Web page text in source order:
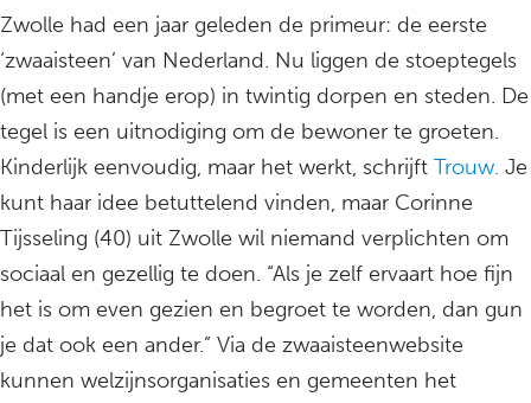
Zwolle had een jaar geleden de primeur: de eerste
‘zwaaisteen’ van Nederland. Nu liggen de stoeptegels
(met een handje erop) in twintig dorpen en steden. De
tegel is een uitnodiging om de bewoner te groeten.
Kinderlijk eenvoudig, maar het werkt, schrijft Trouw. Je
kunt haar idee betuttelend vinden, maar Corinne
Tijsseling (40) uit Zwolle wil niemand verplichten om
sociaal en gezellig te doen. “Als je zelf ervaart hoe fijn
het is om even gezien en begroet te worden, dan gun
je dat ook een ander.” Via de zwaaisteenwebsite
kunnen welzijnsorganisaties en gemeenten het